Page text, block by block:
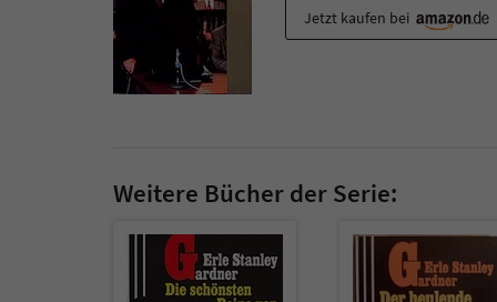
Jetzt kaufen bei
Weitere Bücher der Serie: